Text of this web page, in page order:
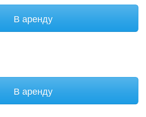
В аренду
В аренду